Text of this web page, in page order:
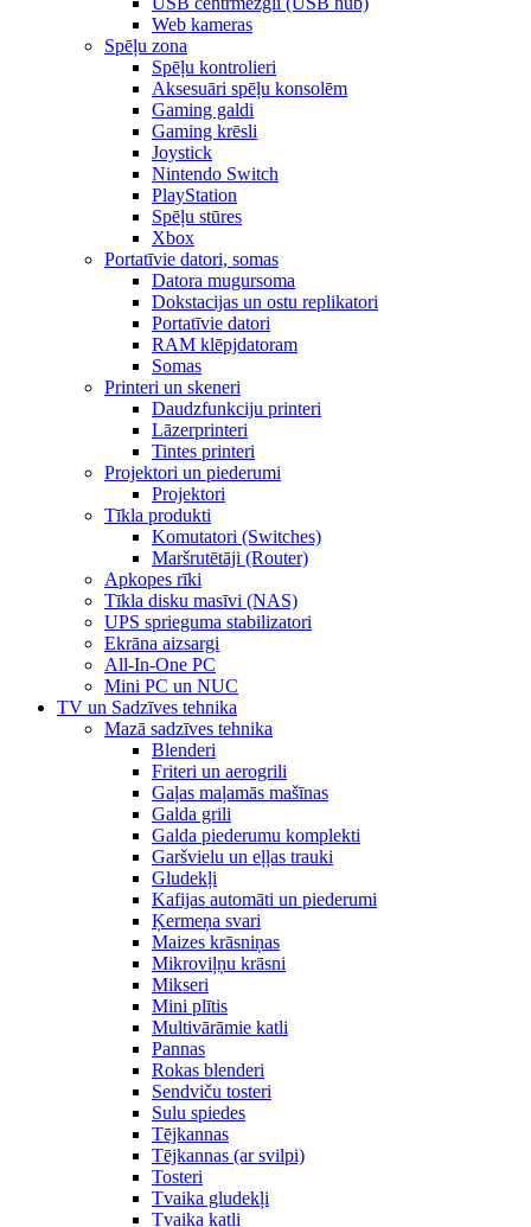
Web kameras
Spēļu zona
Spēļu kontrolieri
Aksesuāri spēļu konsolēm
Gaming galdi
Gaming krēsli
Joystick
Nintendo Switch
PlayStation
Spēļu stūres
Xbox
Portatīvie datori, somas
Datora mugursoma
Dokstacijas un ostu replikatori
Portatīvie datori
RAM klēpjdatoram
Somas
Printeri un skeneri
Daudzfunkciju printeri
Lāzerprinteri
Tintes printeri
Projektori un piederumi
Projektori
Tīkla produkti
Komutatori (Switches)
Maršrutētāji (Router)
Apkopes rīki
Tīkla disku masīvi (NAS)
UPS sprieguma stabilizatori
Ekrāna aizsargi
All-In-One PC
Mini PC un NUC
TV un Sadzīves tehnika
Mazā sadzīves tehnika
Blenderi
Friteri un aerogrili
Gaļas maļamās mašīnas
Galda grili
Galda piederumu komplekti
Garšvielu un eļļas trauki
Gludekļi
Kafijas automāti un piederumi
Ķermeņa svari
Maizes krāsniņas
Mikroviļņu krāsni
Mikseri
Mini plītis
Multivārāmie katli
Pannas
Rokas blenderi
Sendviču tosteri
Sulu spiedes
Tējkannas
Tējkannas (ar svilpi)
Tosteri
Tvaika gludekļi
Tvaika katli